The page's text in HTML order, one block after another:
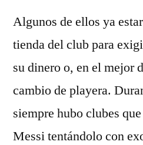
Algunos de ellos ya
tienda del club para
su dinero o, en el mejor
cambio de playera.
siempre hubo clubes
Messi tentándolo con